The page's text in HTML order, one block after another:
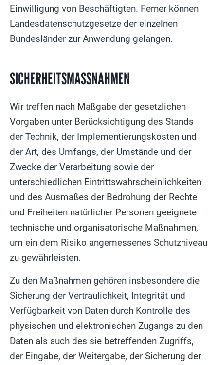
Einwilligung von Beschäftigten. Ferner können
Landesdatenschutzgesetze der einzelnen
Bundesländer zur Anwendung gelangen.
SICHERHEITSMASSNAHMEN
Wir treffen nach Maßgabe der gesetzlichen
Vorgaben unter Berücksichtigung des Stands
der Technik, der Implementierungskosten und
der Art, des Umfangs, der Umstände und der
Zwecke der Verarbeitung sowie der
unterschiedlichen Eintrittswahrscheinlichkeiten
und des Ausmaßes der Bedrohung der Rechte
und Freiheiten natürlicher Personen geeignete
technische und organisatorische Maßnahmen,
um ein dem Risiko angemessenes Schutzniveau
zu gewährleisten.
Zu den Maßnahmen gehören insbesondere die
Sicherung der Vertraulichkeit, Integrität und
Verfügbarkeit von Daten durch Kontrolle des
physischen und elektronischen Zugangs zu den
Daten als auch des sie betreffenden Zugriffs,
der Eingabe, der Weitergabe, der Sicherung der